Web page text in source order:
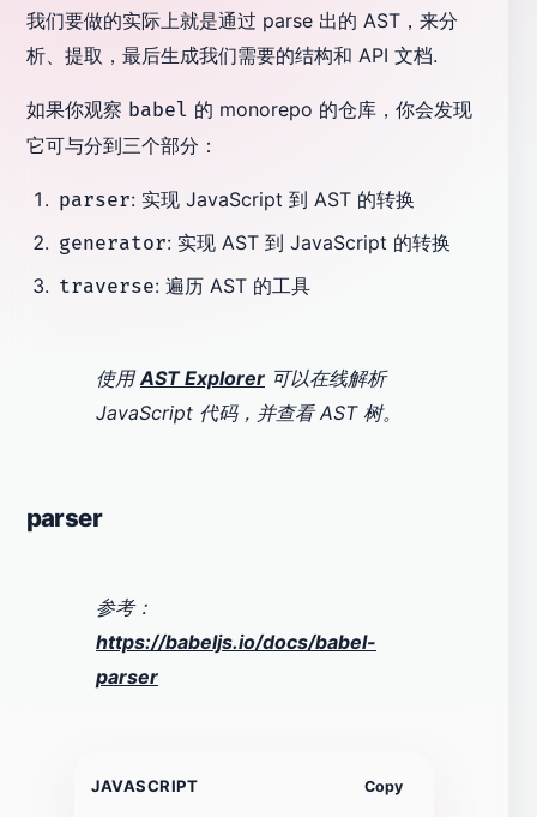
我们要做的实际上就是通过 parse 出的 AST，来分
析、提取，最后生成我们需要的结构和 API 文档.
如果你观察 babel 的 monorepo 的仓库，你会发现
它可与分到三个部分：
parser: 实现 JavaScript 到 AST 的转换
generator: 实现 AST 到 JavaScript 的转换
traverse: 遍历 AST 的工具
使用AST Explorer可以在线解析
JavaScript 代码，并查看 AST 树。
parser
参考：
https://babeljs.io/docs/babel-
parser
JAVASCRIPT Copy